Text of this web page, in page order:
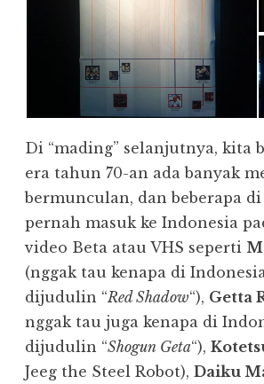
Di “mading” selanjutnya, kita
era tahun 70-an ada banyak
bermunculan, dan beberapa
pernah masuk ke Indonesia
video Beta atau VHS seperti
(nggak tau kenapa di
dijudulin “Red Shadow“), Getta
nggak tau juga kenapa di
dijudulin “Shogun Geta“),
Jeeg the Steel Robot), Daiku